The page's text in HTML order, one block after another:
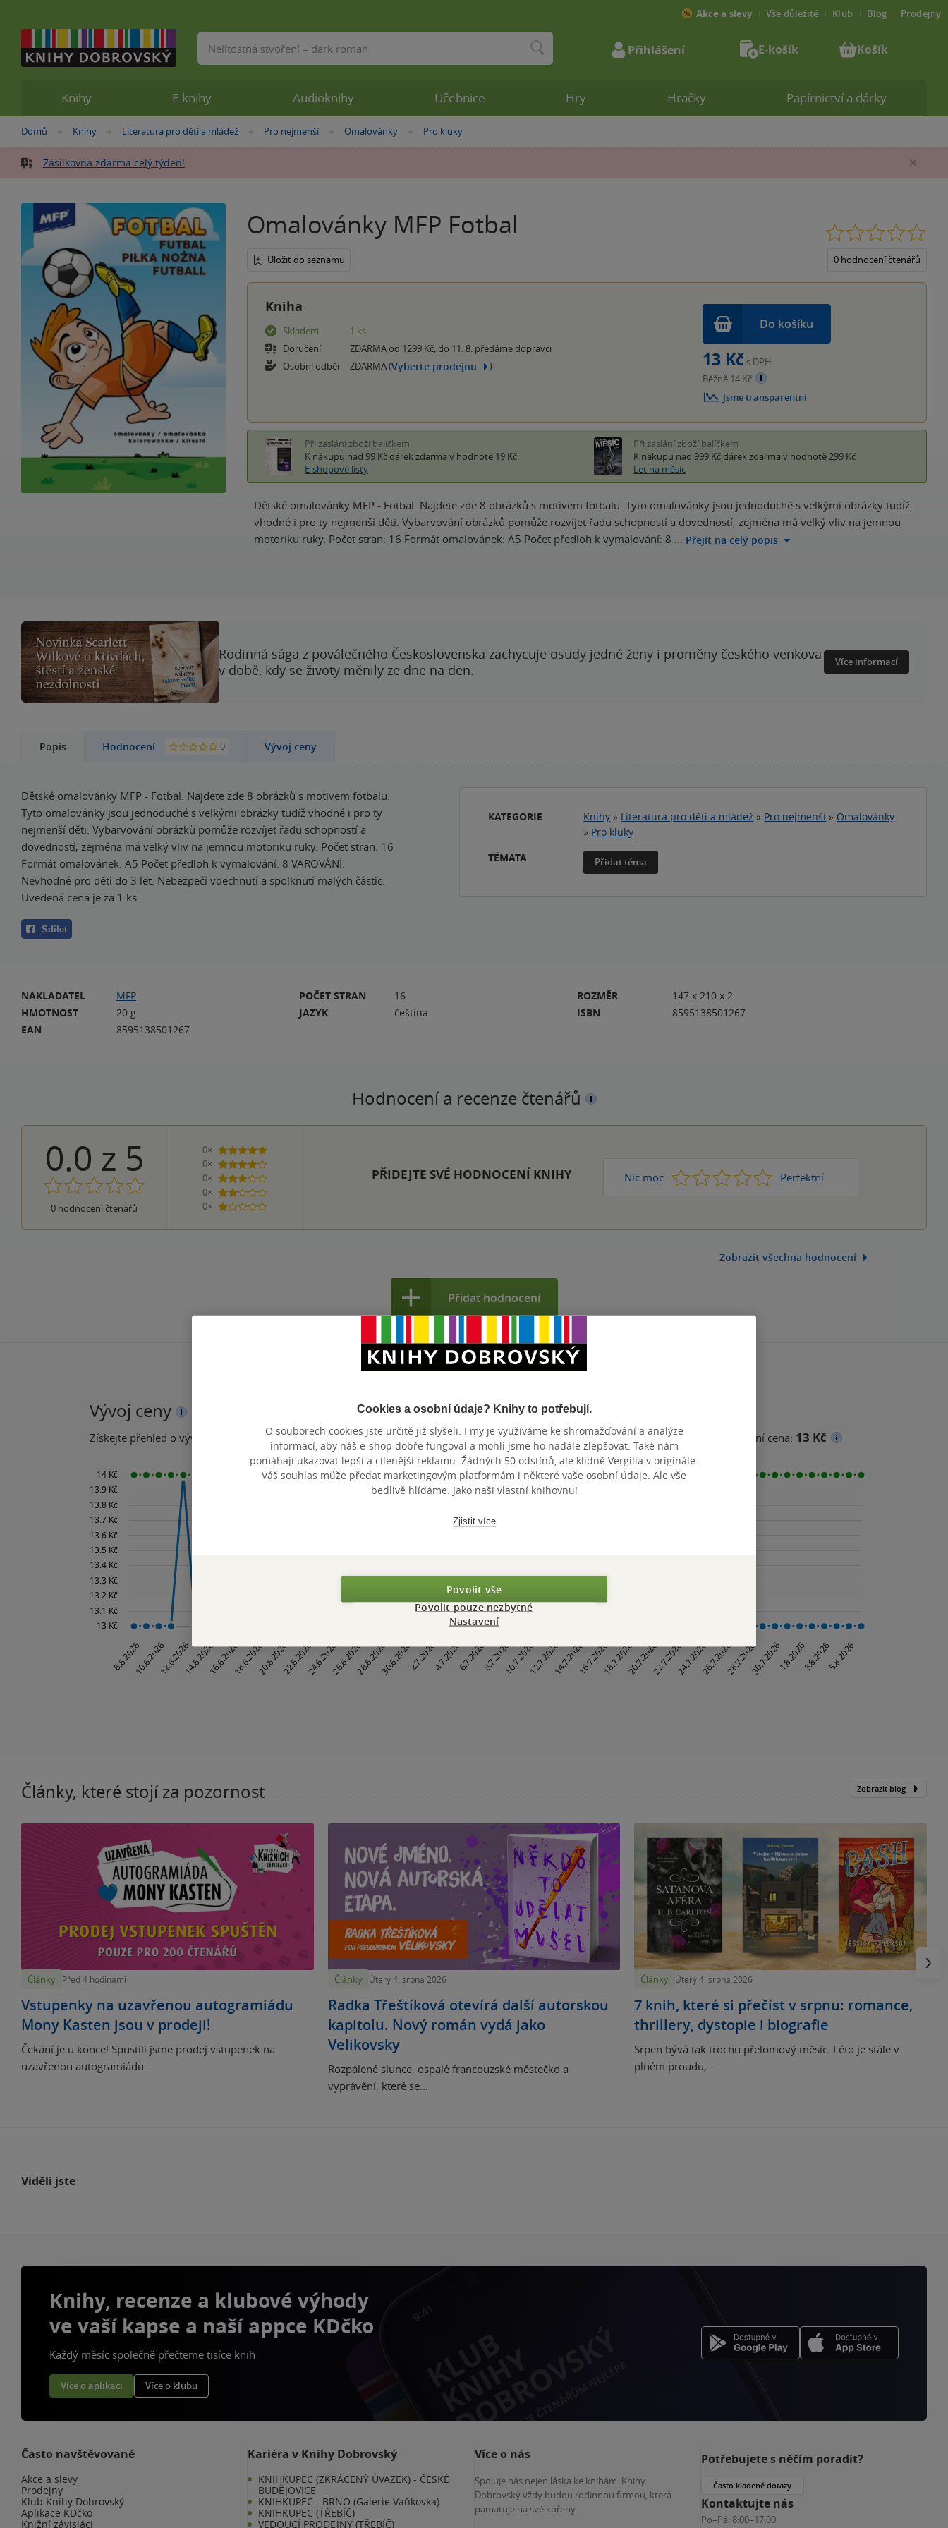
Nacházíte
zde:
Domů »
Knihy »
Literatura pro děti a mládež »Pro nejmenší »
Omalovánky »Pro kluky
Zásilkovna zdarma celý týden!
Omalovánky MFP Fotbal
Uložit do seznamu 0 hodnocení čtenářů
Kniha
Skladem
1 ks
Doručení
ZDARMA od 1299 Kč, do 11. 8. předáme dopravci
Osobní odběr
ZDARMA (Vyberte prodejnu )
Do košíku
13 Kč s DPH
Běžně 14 Kč
Jsme transparentní
Při zaslání zboží balíčkem
K nákupu nad 99 Kč dárek zdarma v hodnotě 19 Kč
E-shopové listy
Při zaslání zboží balíčkem
K nákupu nad 999 Kč dárek zdarma v hodnotě 299 Kč
Let na měsíc
Dětské omalovánky MFP - Fotbal. Najdete zde 8 obrázků s motivem fotbalu. Tyto omalovánky jsou jednoduché s velkými obrázky tudíž
vhodné i pro ty nejmenší děti. Vybarvování obrázků pomůže rozvíjet řadu schopností a dovedností, zejména má velký vliv na jemnou
motoriku ruky. Počet stran: 16 Formát omalovánek: A5 Počet předloh k vymalování: 8 … Přejít na celý popis
Rodinná sága z poválečného Československa zachycuje osudy jedné ženy i proměny českého venkova
v době, kdy se životy měnily ze dne na den.
Více informací
Popis Hodnocení 0 Vývoj ceny
Dětské omalovánky MFP - Fotbal. Najdete zde 8 obrázků s motivem fotbalu.
Tyto omalovánky jsou jednoduché s velkými obrázky tudíž vhodné i pro ty
nejmenší děti. Vybarvování obrázků pomůže rozvíjet řadu schopností a
dovedností, zejména má velký vliv na jemnou motoriku ruky. Počet stran: 16
Formát omalovánek: A5 Počet předloh k vymalování: 8 VAROVÁNÍ:
Nevhodné pro děti do 3 let. Nebezpečí vdechnutí a spolknutí malých částic.
Uvedená cena je za 1 ks.
Sdílet
KATEGORIE Knihy » Literatura pro děti a mládež » Pro nejmenší » Omalovánky
» Pro kluky
TÉMATA
Přidat téma
NAKLADATEL
MFP
HMOTNOST
20 g
EAN
8595138501267
POČET STRAN
16
JAZYK
čeština
ROZMĚR
147 x 210 x 2
ISBN
8595138501267
Hodnocení a recenze čtenářů
0.0 z 5
0 hodnocení čtenářů
0×
5 hvězdiček
0×
4 hvězdičky
0×
3 hvězdičky
0×
2 hvězdičky
0×
1 hvezdička
PŘIDEJTE SVÉ HODNOCENÍ KNIHY Nic moc 1 2 3 4 Perfektní
5
Zobrazit všechna hodnocení
Přidat hodnocení
Vývoj ceny
Získejte přehled o vývoji ceny za posledních 60 dní. Maloobchodní cena Minimální prodejní cena: 13 Kč
Články, které stojí za pozornost Zobrazit blog
Články Před 4 hodinami
Vstupenky na uzavřenou autogramiádu
Mony Kasten jsou v prodeji!
Čekání je u konce! Spustili jsme prodej vstupenek na
uzavřenou autogramiádu...
Články Úterý 4. srpna 2026
Radka Třeštíková otevírá další autorskou
kapitolu. Nový román vydá jako
Velikovsky
Rozpálené slunce, ospalé francouzské městečko a
vyprávění, které se...
Články Úterý 4. srpna 2026
7 knih, které si přečíst v srpnu: romance,
thrillery, dystopie i biografie
Srpen bývá tak trochu přelomový měsíc. Léto je stále v
plném proudu,...
Knihy E-knihy Audioknihy Učebnice Hry Hračky Papírnictví a dárky
Akce a slevy Vše důležité Klub Blog Prodejny
Vyhledávání Přihlášení E-košík Košík
Viděli jste
Knihy, recenze a klubové výhody
ve vaší kapse a naší appce KDčko
Každý měsíc společně přečteme tisíce knih
Více o aplikaci Více o klubu
Často navštěvované
Akce a slevy
Prodejny
Klub Knihy Dobrovský
Aplikace KDčko
Knižní závisláci
Kariéra v Knihy Dobrovský
KNIHKUPEC (ZKRÁCENÝ ÚVAZEK) - ČESKÉ
BUDĚJOVICE
KNIHKUPEC - BRNO (Galerie Vaňkovka)
KNIHKUPEC (TŘEBÍČ)
VEDOUCÍ PRODEJNY (TŘEBÍČ)
Více o nás
Spojuje nás nejen láska ke knihám. Knihy
Dobrovský vždy budou rodinnou firmou, která
pamatuje na své kořeny.
Potřebujete s něčím poradit?
Často kladené dotazy
Kontaktujte nás
Po–Pá: 8:00–17:00
Cookies a osobní údaje? Knihy to potřebují.
O souborech cookies jste určitě již slyšeli. I my je využíváme ke shromažďování a analýze
informací, aby náš e-shop dobře fungoval a mohli jsme ho nadále zlepšovat. Také nám
pomáhají ukazovat lepší a cílenější reklamu. Žádných 50 odstínů, ale klidně Vergilia v originále.
Váš souhlas může předat marketingovým platformám i některé vaše osobní údaje. Ale vše
bedlivě hlídáme. Jako naši vlastní knihovnu!
Zjistit více
Povolit vše
Povolit pouze nezbytné
Nastavení